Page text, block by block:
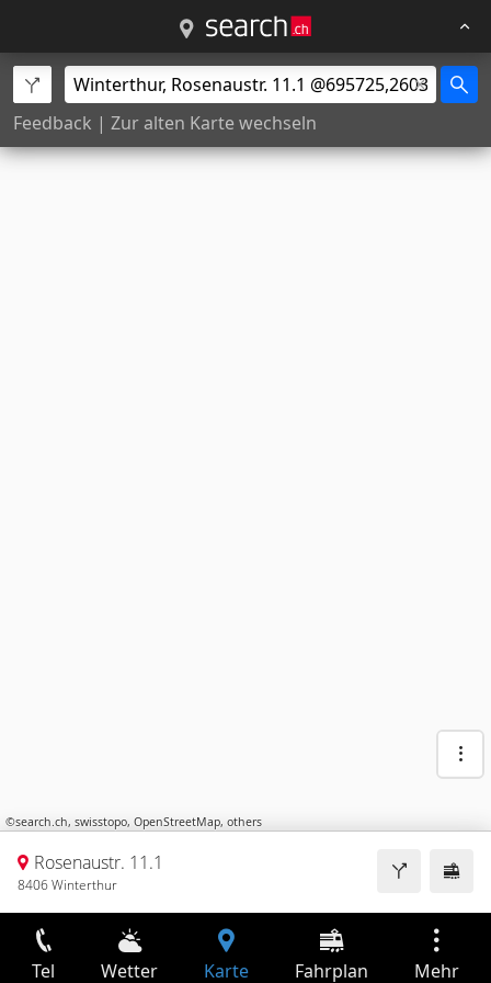
Feedback | Zur alten Karte wechseln
©search.ch, swisstopo, OpenStreetMap, others
Rosenaustr. 11.1
8406 Winterthur
Tel Wetter Karte Fahrplan Mehr